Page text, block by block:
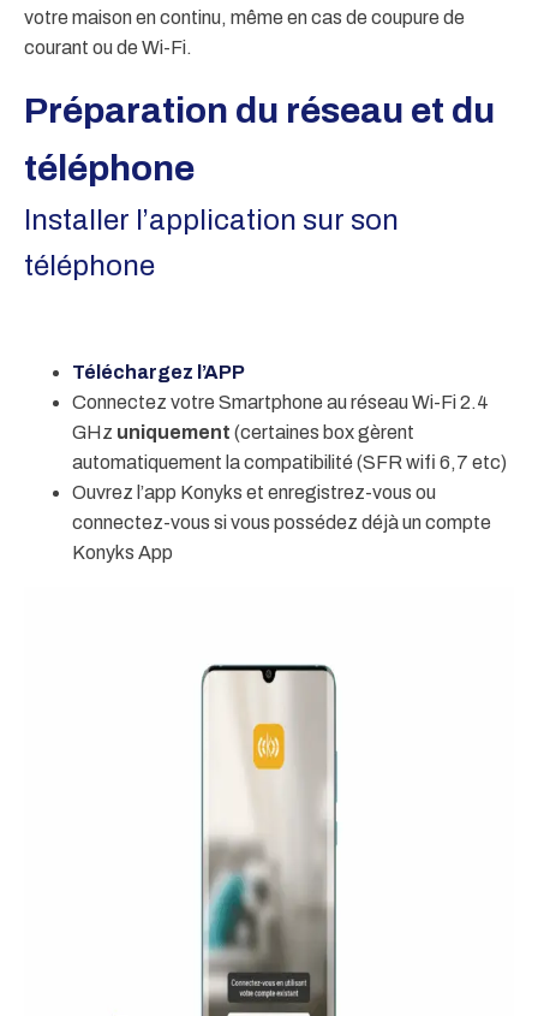
votre maison en continu, même en cas de coupure de
courant ou de Wi-Fi.
Préparation du réseau et du
téléphone
Installer l’application sur son
téléphone
Téléchargez l’APP
Connectez votre Smartphone au réseau Wi-Fi 2.4
GHz uniquement (certaines box gèrent
automatiquement la compatibilité (SFR wifi 6,7 etc)
Ouvrez l’app Konyks et enregistrez-vous ou
connectez-vous si vous possédez déjà un compte
Konyks App